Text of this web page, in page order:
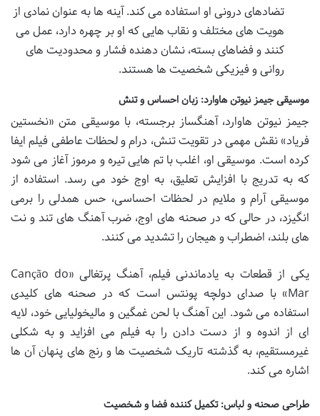
تضادهای درونی او استفاده می کند. آینه ها به عنوان نمادی از
هویت های مختلف و نقاب هایی که او بر چهره دارد، عمل می
کنند و فضاهای بسته، نشان دهنده فشار و محدودیت های
روانی و فیزیکی شخصیت ها هستند.
موسیقی جیمز نیوتن هاوارد: زبان احساس و تنش
جیمز نیوتن هاوارد، آهنگساز برجسته، با موسیقی متن «نخستین
فریاد» نقش مهمی در تقویت تنش، درام و لحظات عاطفی فیلم ایفا
کرده است. موسیقی او، اغلب با تم هایی تیره و مرموز آغاز می شود
که به تدریج با افزایش تعلیق، به اوج خود می رسد. استفاده از
موسیقی آرام و ملایم در لحظات احساسی، حس همدلی را برمی
انگیزد، در حالی که در صحنه های اوج، ضرب آهنگ های تند و نت
های بلند، اضطراب و هیجان را تشدید می کنند.
یکی از قطعات به یادماندنی فیلم، آهنگ پرتغالی «Canção do
Mar» با صدای دولچه پونتس است که در صحنه های کلیدی
استفاده می شود. این آهنگ با لحن غمگین و مالیخولیایی خود، لایه
ای از اندوه و از دست دادن را به فیلم می افزاید و به شکلی
غیرمستقیم، به گذشته تاریک شخصیت ها و رنج های پنهان آن ها
اشاره می کند.
طراحی صحنه و لباس: تکمیل کننده فضا و شخصیت